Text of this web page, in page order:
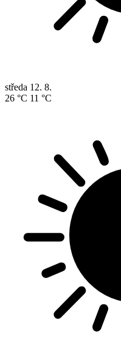
středa 12. 8.
26 °C 11 °C